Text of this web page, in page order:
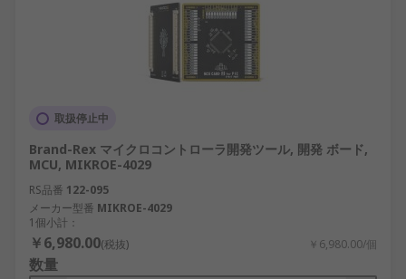
取扱停止中
Brand-Rex マイクロコントローラ開発ツール, 開発 ボード,
MCU, MIKROE-4029
RS品番 122-095
メーカー型番 MIKROE-4029
1個小計：
￥6,980.00(税抜) ￥6,980.00/個
数量